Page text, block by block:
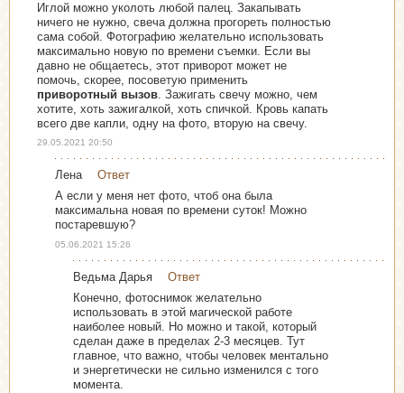
Иглой можно уколоть любой палец. Закапывать
ничего не нужно, свеча должна прогореть полностью
сама собой. Фотографию желательно использовать
максимально новую по времени съемки. Если вы
давно не общаетесь, этот приворот может не
помочь, скорее, посоветую применить
приворотный вызов. Зажигать свечу можно, чем
хотите, хоть зажигалкой, хоть спичкой. Кровь капать
всего две капли, одну на фото, вторую на свечу.
29.05.2021 20:50
Лена
Ответ
А если у меня нет фото, чтоб она была
максимальна новая по времени суток! Можно
постаревшую?
05.06.2021 15:26
Ведьма Дарья
Ответ
Конечно, фотоснимок желательно
использовать в этой магической работе
наиболее новый. Но можно и такой, который
сделан даже в пределах 2-3 месяцев. Тут
главное, что важно, чтобы человек ментально
и энергетически не сильно изменился с того
момента.